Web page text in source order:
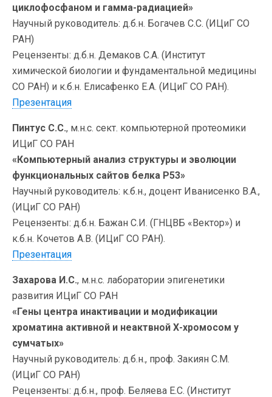
циклофосфаном и гамма-радиацией»
Научный руководитель: д.б.н. Богачев С.С. (ИЦиГ СО
РАН)
Рецензенты: д.б.н. Демаков С.А. (Институт
химической биологии и фундаментальной медицины
СО РАН) и к.б.н. Елисафенко Е.А. (ИЦиГ СО РАН).
Презентация
Пинтус С.С., м.н.с. сект. компьютерной протеомики
ИЦиГ СО РАН
«Компьютерный анализ структуры и эволюции
функциональных сайтов белка P53»
Научный руководитель: к.б.н., доцент Иванисенко В.А.,
(ИЦиГ СО РАН)
Рецензенты: д.б.н. Бажан С.И. (ГНЦВБ «Вектор») и
к.б.н. Кочетов А.В. (ИЦиГ СО РАН).
Презентация
Захарова И.С., м.н.с. лаборатории эпигенетики
развития ИЦиГ СО РАН
«Гены центра инактивации и модификации
хроматина активной и неактвной Х-хромосом у
сумчатых»
Научный руководитель: д.б.н., проф. Закиян С.М.
(ИЦиГ СО РАН)
Рецензенты: д.б.н., проф. Беляева Е.С. (Институт